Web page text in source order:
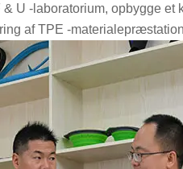
U -laboratorium, opbygge
af TPE -